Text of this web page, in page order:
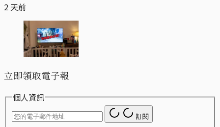
2 天前
立即領取電子報
個人資訊
訂閱